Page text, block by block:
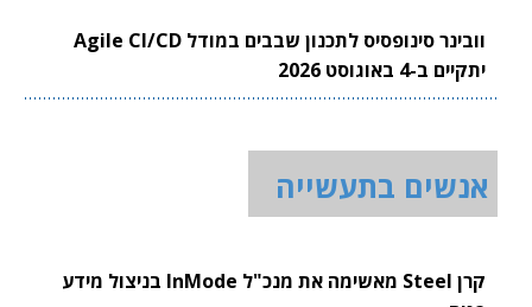
וובינר סינופסיס לתכנון שבבים במודל Agile CI/CD
יתקיים ב-4 באוגוסט 2026
אנשים בתעשייה
קרן Steel מאשימה את מנכ"ל InMode בניצול מידע